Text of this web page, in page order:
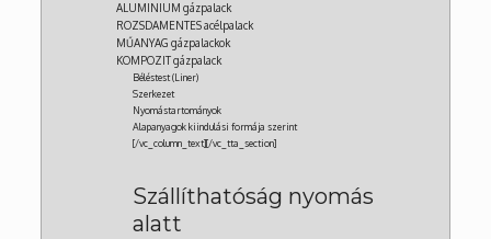
ALUMINIUM gázpalack
ROZSDAMENTES acélpalack
MŰANYAG gázpalackok
KOMPOZIT gázpalack
Béléstest (Liner)
Szerkezet
Nyomástartományok
Alapanyagok kiindulási formája szerint
[/vc_column_text][/vc_tta_section]
Szállíthatóság nyomás
alatt